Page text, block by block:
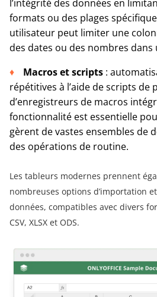
l’intégrité des données en
formats ou des plages
utilisateur peut limiter une
des dates ou des nombres dans
Macros et scripts :
répétitives à l’aide de scripts
d’enregistreurs de macros
fonctionnalité est essentielle
gèrent de vastes ensembles de
des opérations de routine.
Les tableurs modernes prennent
nombreuses options d’importation
données, compatibles avec divers
CSV, XLSX et ODS.